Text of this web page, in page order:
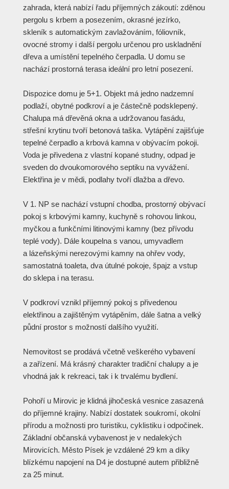
zahrada, která nabízí řadu příjemných zákoutí: zděnou
pergolu s krbem a posezením, okrasné jezírko,
skleník s automatickým zavlažováním, fóliovník,
ovocné stromy i další pergolu určenou pro uskladnění
dřeva a umístění tepelného čerpadla. U domu se
nachází prostorná terasa ideální pro letní posezení.
Dispozice domu je 5+1. Objekt má jedno nadzemní
podlaží, obytné podkroví a je částečně podsklepený.
Chalupa má dřevěná okna a udržovanou fasádu,
střešní krytinu tvoří betonová taška. Vytápění zajišťuje
tepelné čerpadlo a krbová kamna v obývacím pokoji.
Voda je přivedena z vlastní kopané studny, odpad je
sveden do dvoukomorového septiku na vyvážení.
Elektřina je v mědi, podlahy tvoří dlažba a dřevo.
V 1. NP se nachází vstupní chodba, prostorný obývací
pokoj s krbovými kamny, kuchyně s rohovou linkou,
myčkou a funkčními litinovými kamny (bez přívodu
teplé vody). Dále koupelna s vanou, umyvadlem
a lázeňskými nerezovými kamny na ohřev vody,
samostatná toaleta, dva útulné pokoje, špajz a vstup
do sklepa i na terasu.
V podkroví vznikl příjemný pokoj s přivedenou
elektřinou a zajištěným vytápěním, dále šatna a velký
půdní prostor s možností dalšího využití.
Nemovitost se prodává včetně veškerého vybavení
a zařízení. Má krásný charakter tradiční chalupy a je
vhodná jak k rekreaci, tak i k trvalému bydlení.
Pohoří u Mirovic je klidná jihočeská vesnice zasazená
do příjemné krajiny. Nabízí dostatek soukromí, okolní
přírodu a možnosti pro turistiku, cyklistiku i odpočinek.
Základní občanská vybavenost je v nedalekých
Mirovicích. Město Písek je vzdálené 29 km a díky
blízkému napojení na D4 je dostupné autem přibližně
za 25 minut.